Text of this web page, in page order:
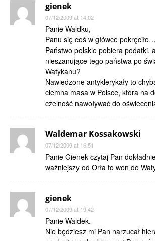
gienek
07/12/2009 at 14:02
Panie Waldku,
Panu się coś w główce pokręciło…
Państwo polskie pobiera podatki,
nieszanujące tego państwa po
Watykanu?
Nawiedzone antyklerykały to
ciemna masa w Polsce, która na
czelność nawoływać do
Waldemar Kossakowski
07/12/2009 at 16:51
Panie Gienek czytaj Pan
ważniejszy od Orła to won do
gienek
07/12/2009 at 19:42
Panie Waldek.
Nie będziesz mi Pan narzucał